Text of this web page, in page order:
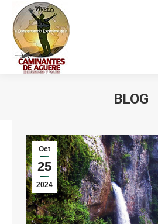
BLOG
Oct
25
2024